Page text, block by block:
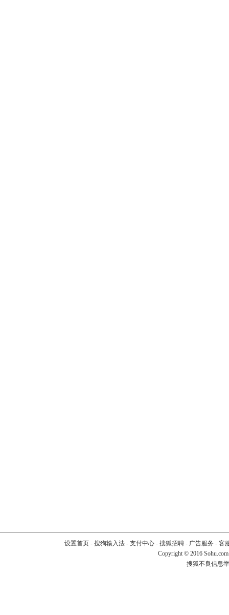
设置首页- 搜狗输入法- 支付中心- 搜狐招聘- 广告服务 - 客
Copyright © 2016
搜狐不良信息